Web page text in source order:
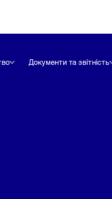
Документи та звітність